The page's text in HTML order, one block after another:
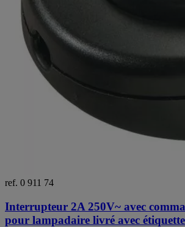
ref. 0 911 74
Interrupteur 2A 250V~ avec
pour lampadaire livré avec